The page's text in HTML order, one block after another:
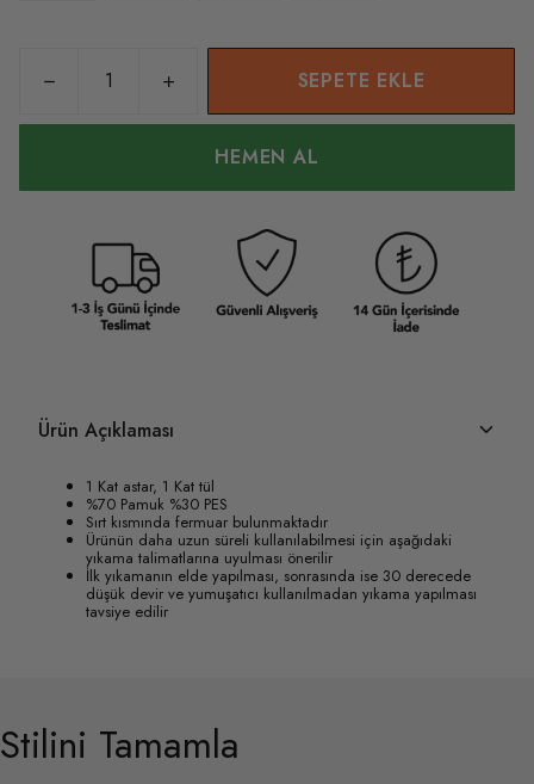
SEPETE EKLE
HEMEN AL
Ürün Açıklaması
1 Kat astar, 1 Kat tül
%70 Pamuk %30 PES
Sırt kısmında fermuar bulunmaktadır
Ürünün daha uzun süreli kullanılabilmesi için aşağıdaki
yıkama talimatlarına uyulması önerilir
İlk yıkamanın elde yapılması, sonrasında ise 30 derecede
düşük devir ve yumuşatıcı kullanılmadan yıkama yapılması
tavsiye edilir
Stilini Tamamla